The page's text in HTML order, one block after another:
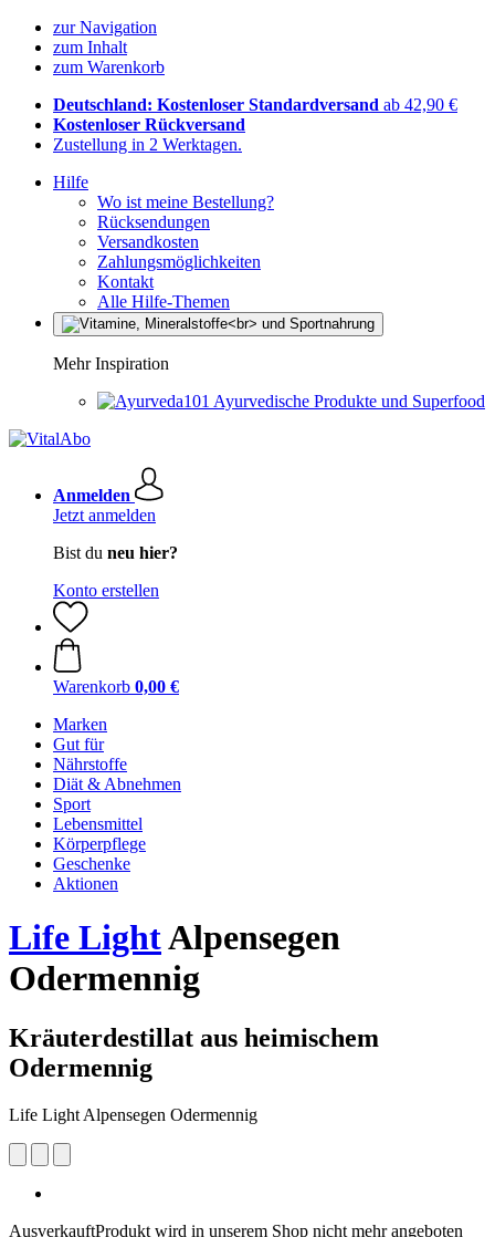
zur Navigation
zum Inhalt
zum Warenkorb
Deutschland: Kostenloser Standardversand ab 42,90 €
Kostenloser Rückversand
Zustellung in 2 Werktagen.
Hilfe
Wo ist meine Bestellung?
Rücksendungen
Versandkosten
Zahlungsmöglichkeiten
Kontakt
Alle Hilfe-Themen
Mehr Inspiration
Ayurvedische Produkte und Superfood
Anmelden
Jetzt anmelden
Bist du neu hier?
Konto erstellen
Warenkorb 0,00 €
Marken
Gut für
Nährstoffe
Diät & Abnehmen
Sport
Lebensmittel
Körperpflege
Geschenke
Aktionen
Life LightAlpensegen
Odermennig
Kräuterdestillat aus heimischem
Odermennig
Life Light Alpensegen Odermennig
AusverkauftProdukt wird in unserem Shop nicht mehr angeboten